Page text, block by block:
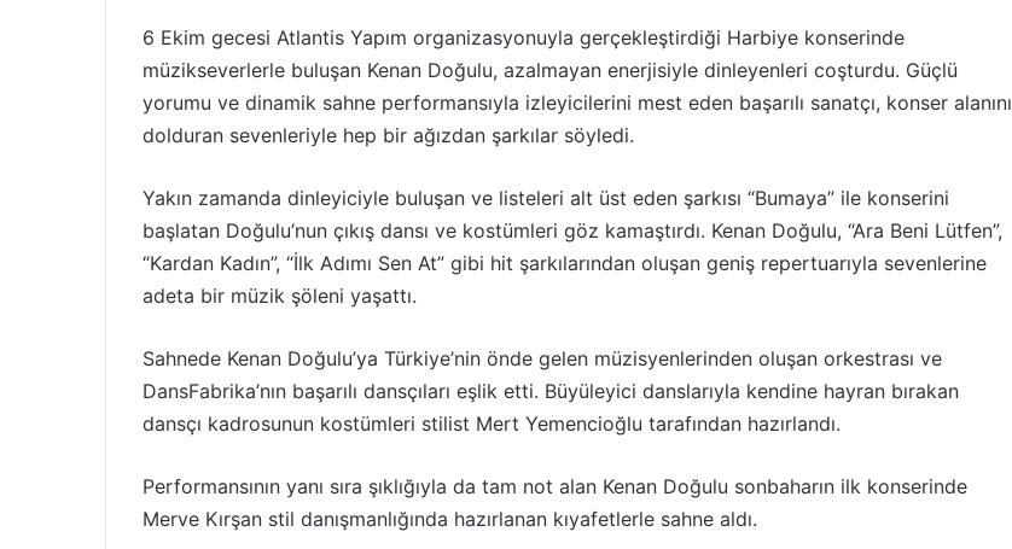
6 Ekim gecesi Atlantis Yapım organizasyonuyla gerçekleştirdiği Harbiye konserinde
müzikseverlerle buluşan Kenan Doğulu, azalmayan enerjisiyle dinleyenleri coşturdu. Güçlü
yorumu ve dinamik sahne performansıyla izleyicilerini mest eden başarılı sanatçı, konser alanını
dolduran sevenleriyle hep bir ağızdan şarkılar söyledi.
Yakın zamanda dinleyiciyle buluşan ve listeleri alt üst eden şarkısı “Bumaya” ile konserini
başlatan Doğulu’nun çıkış dansı ve kostümleri göz kamaştırdı. Kenan Doğulu, “Ara Beni Lütfen”,
“Kardan Kadın”, “İlk Adımı Sen At” gibi hit şarkılarından oluşan geniş repertuarıyla sevenlerine
adeta bir müzik şöleni yaşattı.
Sahnede Kenan Doğulu’ya Türkiye’nin önde gelen müzisyenlerinden oluşan orkestrası ve
DansFabrika’nın başarılı dansçıları eşlik etti. Büyüleyici danslarıyla kendine hayran bırakan
dansçı kadrosunun kostümleri stilist Mert Yemencioğlu tarafından hazırlandı.
Performansının yanı sıra şıklığıyla da tam not alan Kenan Doğulu sonbaharın ilk konserinde
Merve Kırşan stil danışmanlığında hazırlanan kıyafetlerle sahne aldı.